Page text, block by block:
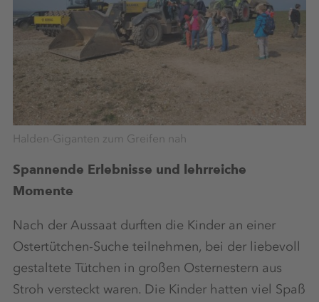
Halden-Giganten zum Greifen nah
Spannende Erlebnisse und lehrreiche
Momente
Nach der Aussaat durften die Kinder an einer
Ostertütchen-Suche teilnehmen, bei der liebevoll
gestaltete Tütchen in großen Osternestern aus
Stroh versteckt waren. Die Kinder hatten viel Spaß